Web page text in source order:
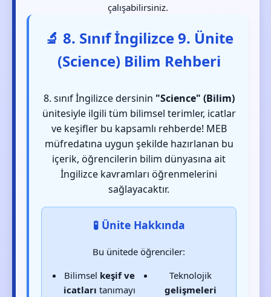
çalışabilirsiniz.
🔬 8. Sınıf İngilizce 9. Ünite
(Science) Bilim Rehberi
8. sınıf İngilizce dersinin "Science" (Bilim)
ünitesiyle ilgili tüm bilimsel terimler, icatlar
ve keşifler bu kapsamlı rehberde! MEB
müfredatına uygun şekilde hazırlanan bu
içerik, öğrencilerin bilim dünyasına ait
İngilizce kavramları öğrenmelerini
sağlayacaktır.
🧪 Ünite Hakkında
Bu ünitede öğrenciler:
Bilimsel keşif ve
icatları tanımayı
Teknolojik
gelişmeleri